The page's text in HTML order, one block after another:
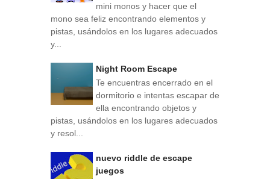
mini monos y hacer que el
mono sea feliz encontrando elementos y
pistas, usándolos en los lugares adecuados
y...
Night Room Escape
Te encuentras encerrado en el
dormitorio e intentas escapar de
ella encontrando objetos y
pistas, usándolos en los lugares adecuados
y resol...
nuevo riddle de escape
juegos